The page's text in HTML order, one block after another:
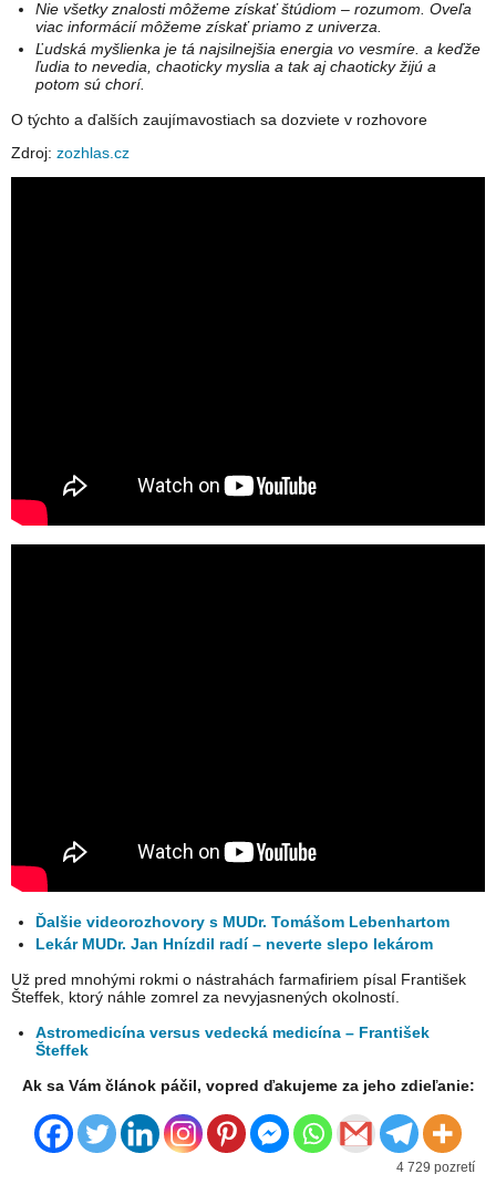
Nie všetky znalosti môžeme získať štúdiom – rozumom. Oveľa
viac informácií môžeme získať priamo z univerza.
Ľudská myšlienka je tá najsilnejšia energia vo vesmíre. a keďže
ľudia to nevedia, chaoticky myslia a tak aj chaoticky žijú a
potom sú chorí.
O týchto a ďalších zaujímavostiach sa dozviete v rozhovore
Zdroj: zozhlas.cz
Ďalšie videorozhovory s MUDr. Tomášom Lebenhartom
Lekár MUDr. Jan Hnízdil radí – neverte slepo lekárom
Už pred mnohými rokmi o nástrahách farmafiriem písal František
Šteffek, ktorý náhle zomrel za nevyjasnených okolností.
Astromedicína versus vedecká medicína – František
Šteffek
Ak sa Vám článok páčil, vopred ďakujeme za jeho zdieľanie:
4 729 pozretí